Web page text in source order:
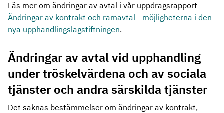
Läs mer om ändringar av avtal i vår uppdragsrapport
Ändringar av kontrakt och ramavtal - möjligheterna i den
nya upphandlingslagstiftningen.
Ändringar av avtal vid upphandling
under tröskelvärdena och av sociala
tjänster och andra särskilda tjänster
Det saknas bestämmelser om ändringar av kontrakt,